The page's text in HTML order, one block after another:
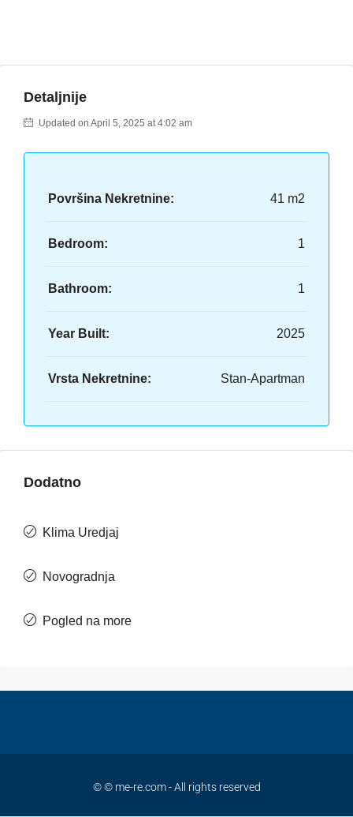
Detaljnije
Updated on April 5, 2025 at 4:02 am
Površina Nekretnine: 41 m2
Bedroom: 1
Bathroom: 1
Year Built: 2025
Vrsta Nekretnine: Stan-Apartman
Dodatno
Klima Uredjaj
Novogradnja
Pogled na more
© © me-re.com - All rights reserved